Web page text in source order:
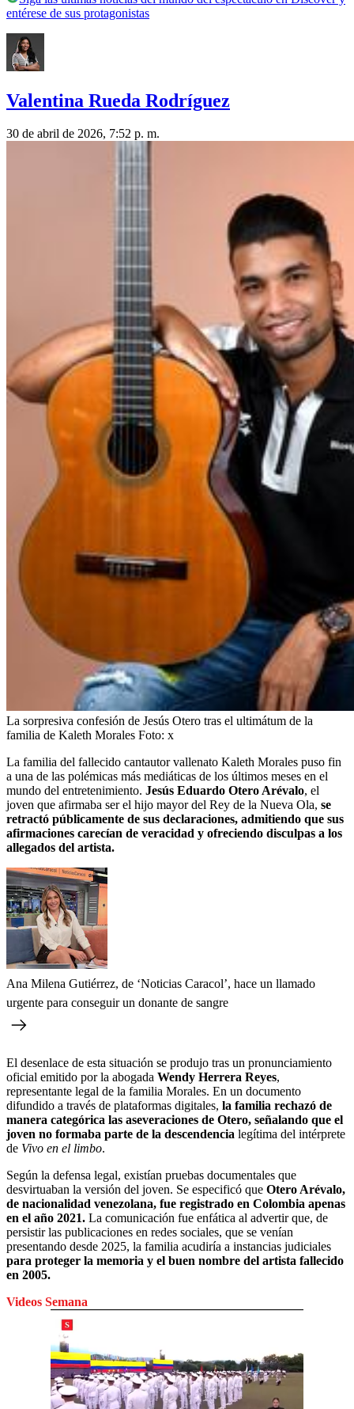
entérese de sus protagonistas
Valentina Rueda Rodríguez
30 de abril de 2026, 7:52 p. m.
La sorpresiva confesión de Jesús Otero tras el ultimátum de la
familia de Kaleth Morales Foto: x
La familia del fallecido cantautor vallenato Kaleth Morales puso fin
a una de las polémicas más mediáticas de los últimos meses en el
mundo del entretenimiento. Jesús Eduardo Otero Arévalo, el
joven que afirmaba ser el hijo mayor del Rey de la Nueva Ola, se
retractó públicamente de sus declaraciones, admitiendo que sus
afirmaciones carecían de veracidad y ofreciendo disculpas a los
allegados del artista.
Ana Milena Gutiérrez, de ‘Noticias Caracol’, hace un llamado
urgente para conseguir un donante de sangre
El desenlace de esta situación se produjo tras un pronunciamiento
oficial emitido por la abogada Wendy Herrera Reyes,
representante legal de la familia Morales. En un documento
difundido a través de plataformas digitales, la familia rechazó de
manera categórica las aseveraciones de Otero, señalando que el
joven no formaba parte de la descendencia legítima del intérprete
de Vivo en el limbo.
Según la defensa legal, existían pruebas documentales que
desvirtuaban la versión del joven. Se especificó que Otero Arévalo,
de nacionalidad venezolana, fue registrado en Colombia apenas
en el año 2021. La comunicación fue enfática al advertir que, de
persistir las publicaciones en redes sociales, que se venían
presentando desde 2025, la familia acudiría a instancias judiciales
para proteger la memoria y el buen nombre del artista fallecido
en 2005.
Videos Semana